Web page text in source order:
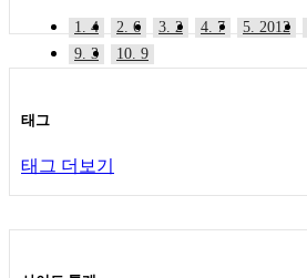
1. 4 2. 6 3. 2 4. 7 5. 2012
9. 3
10. 9
태그
태그 더보기